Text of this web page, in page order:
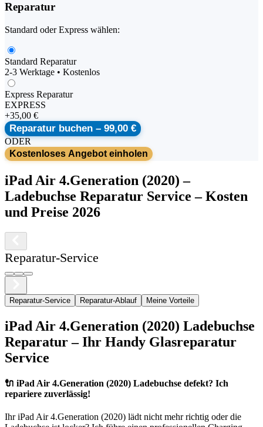
Reparatur
Standard oder Express wählen:
Standard Reparatur
2-3 Werktage • Kostenlos
Express Reparatur
EXPRESS
+35,00 €
Reparatur buchen – 99,00 €
ODER
Kostenloses Angebot einholen
iPad Air 4.Generation (2020) –
Ladebuchse Reparatur Service – Kosten
und Preise 2026
Reparatur-Service
Reparatur-Service Reparatur-Ablauf Meine Vorteile
iPad Air 4.Generation (2020) Ladebuchse
Reparatur – Ihr Handy Glasreparatur
Service
🔌 iPad Air 4.Generation (2020) Ladebuchse defekt? Ich
repariere zuverlässig!
IhriPad Air 4.Generation (2020) lädt nicht mehr richtig oder die